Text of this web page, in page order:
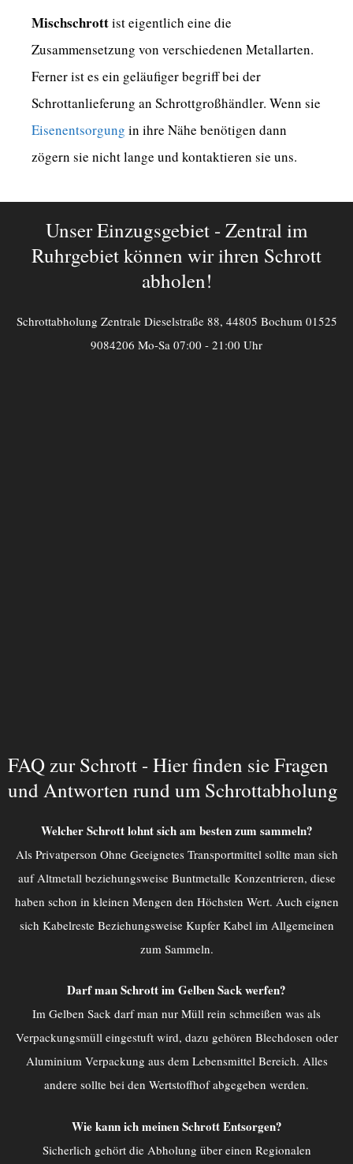
Mischschrottist eigentlich eine die
Zusammensetzung von verschiedenen Metallarten.
Ferner ist es ein geläufiger begriff bei der
Schrottanlieferung an Schrottgroßhändler. Wenn sie
Eisenentsorgung in ihre Nähe benötigen dann
zögern sie nicht lange und kontaktieren sie uns.
Unser Einzugsgebiet - Zentral im
Ruhrgebiet können wir ihren Schrott
abholen!
Schrottabholung Zentrale Dieselstraße 88, 44805 Bochum 01525
9084206 Mo-Sa 07:00 - 21:00 Uhr
FAQ zur Schrott - Hier finden sie Fragen
und Antworten rund um Schrottabholung
Welcher Schrott lohnt sich am besten zum sammeln?
Als Privatperson Ohne Geeignetes Transportmittel sollte man sich
auf Altmetall beziehungsweise Buntmetalle Konzentrieren, diese
haben schon in kleinen Mengen den Höchsten Wert. Auch eignen
sich Kabelreste Beziehungsweise Kupfer Kabel im Allgemeinen
zum Sammeln.
Darf man Schrott im Gelben Sack werfen?
Im Gelben Sack darf man nur Müll rein schmeißen was als
Verpackungsmüll eingestuft wird, dazu gehören Blechdosen oder
Aluminium Verpackung aus dem Lebensmittel Bereich. Alles
andere sollte bei den Wertstoffhof abgegeben werden.
Wie kann ich meinen Schrott Entsorgen?
Sicherlich gehört die Abholung über einen Regionalen